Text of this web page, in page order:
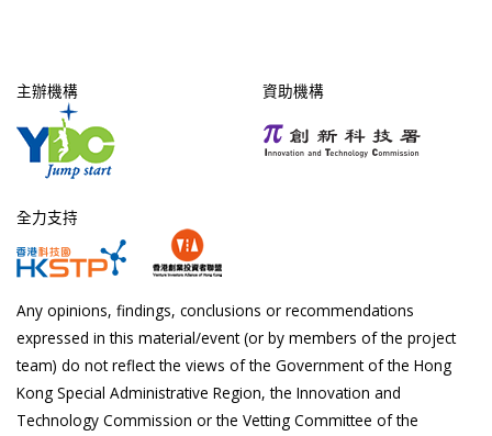
主辦機構 資助機構
全力支持
Any opinions, findings, conclusions or recommendations
expressed in this material/event (or by members of the project
team) do not reflect the views of the Government of the Hong
Kong Special Administrative Region, the Innovation and
Technology Commission or the Vetting Committee of the